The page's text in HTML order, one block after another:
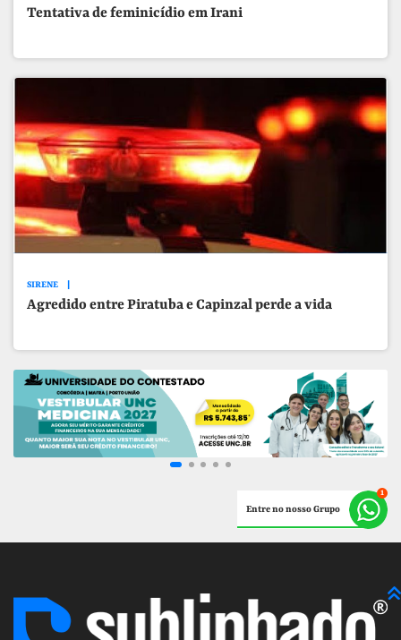
Tentativa de feminicídio em Irani
SIRENE
Agredido entre Piratuba e Capinzal perde a vida
Entre no nosso Grupo